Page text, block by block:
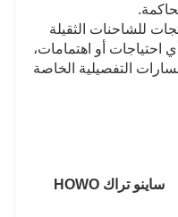
للشاحنات الثقيلة
احتياجات أو اهتمامات،
التفصيلية الخاصة